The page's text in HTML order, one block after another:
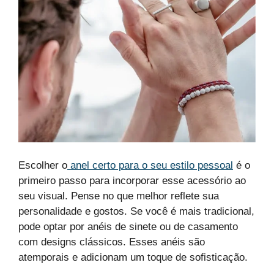
Escolher o anel certo para o seu estilo pessoal é o
primeiro passo para incorporar esse acessório ao
seu visual. Pense no que melhor reflete sua
personalidade e gostos. Se você é mais tradicional,
pode optar por anéis de sinete ou de casamento
com designs clássicos. Esses anéis são
atemporais e adicionam um toque de sofisticação.